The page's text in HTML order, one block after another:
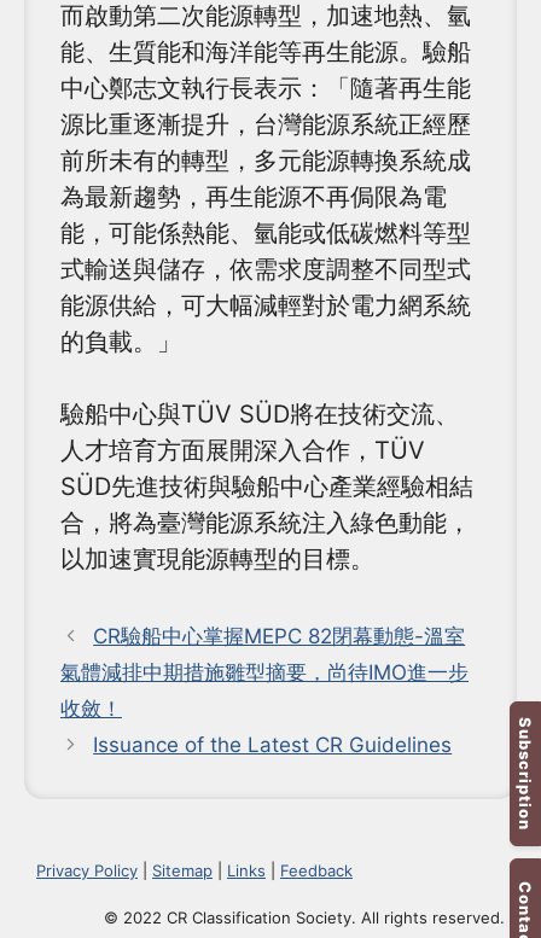
Subscription
而啟動第二次能源轉型，加速地熱、氫
能、生質能和海洋能等再生能源。驗船
中心鄭志文執行長表示：「隨著再生能
源比重逐漸提升，台灣能源系統正經歷
前所未有的轉型，多元能源轉換系統成
為最新趨勢，再生能源不再侷限為電
能，可能係熱能、氫能或低碳燃料等型
式輸送與儲存，依需求度調整不同型式
能源供給，可大幅減輕對於電力網系統
的負載。」
驗船中心與TÜV SÜD將在技術交流、
人才培育方面展開深入合作，TÜV
SÜD先進技術與驗船中心產業經驗相結
合，將為臺灣能源系統注入綠色動能，
以加速實現能源轉型的目標。
CR驗船中心掌握MEPC 82閉幕動態-溫室
氣體減排中期措施雛型摘要，尚待IMO進一步
收斂！
Issuance of the Latest CR Guidelines
Privacy Policy Sitemap Links Feedback
© 2022 CR Classification Society. All rights reserved.